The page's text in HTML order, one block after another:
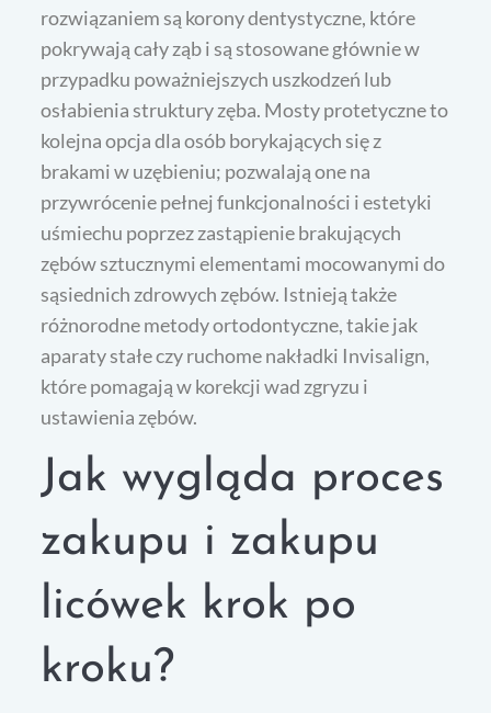
rozwiązaniem są korony dentystyczne, które
pokrywają cały ząb i są stosowane głównie w
przypadku poważniejszych uszkodzeń lub
osłabienia struktury zęba. Mosty protetyczne to
kolejna opcja dla osób borykających się z
brakami w uzębieniu; pozwalają one na
przywrócenie pełnej funkcjonalności i estetyki
uśmiechu poprzez zastąpienie brakujących
zębów sztucznymi elementami mocowanymi do
sąsiednich zdrowych zębów. Istnieją także
różnorodne metody ortodontyczne, takie jak
aparaty stałe czy ruchome nakładki Invisalign,
które pomagają w korekcji wad zgryzu i
ustawienia zębów.
Jak wygląda proces
zakupu i zakupu
licówek krok po
kroku?